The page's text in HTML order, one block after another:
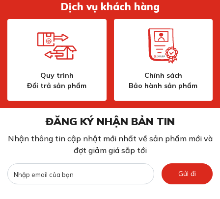
Dịch vụ khách hàng
Quy trình
Đổi trả sản phẩm
Chính sách
Bảo hành sản phẩm
ĐĂNG KÝ NHẬN BẢN TIN
Nhận thông tin cập nhật mới nhất về sản phẩm mới và
đợt giảm giá sắp tới
Gửi đi